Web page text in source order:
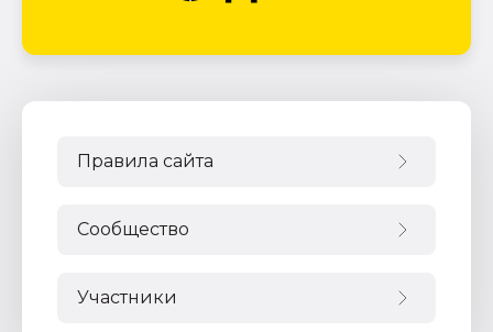
Правила сайта
Сообщество
Участники